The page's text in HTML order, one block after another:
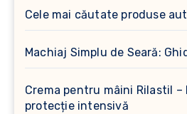
Cele mai căutate produse
Machiaj Simplu de Seară:
Crema pentru mâini Rilastil –
protecție intensivă